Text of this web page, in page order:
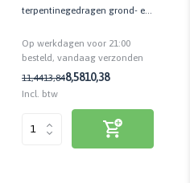
terpentinegedragen grond- en
Op werkdagen voor 21:00
besteld, vandaag verzonden
11,4413,848,5810,38
Incl. btw